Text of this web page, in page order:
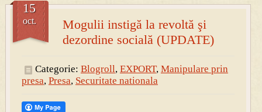
Mogulii instigă la revoltă şi
dezordine socială (UPDATE)
15
oct.
Categorie: Blogroll, EXPORT, Manipulare prin
presa, Presa, Securitate nationala